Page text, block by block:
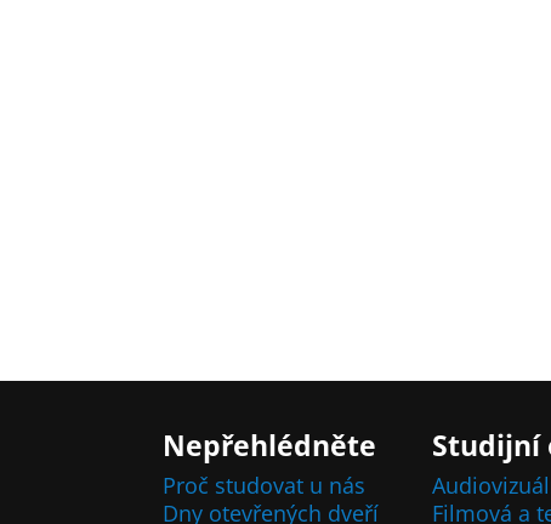
Nepřehlédněte
Proč studovat u nás
Dny otevřených dveří
Studijní
Filmová a